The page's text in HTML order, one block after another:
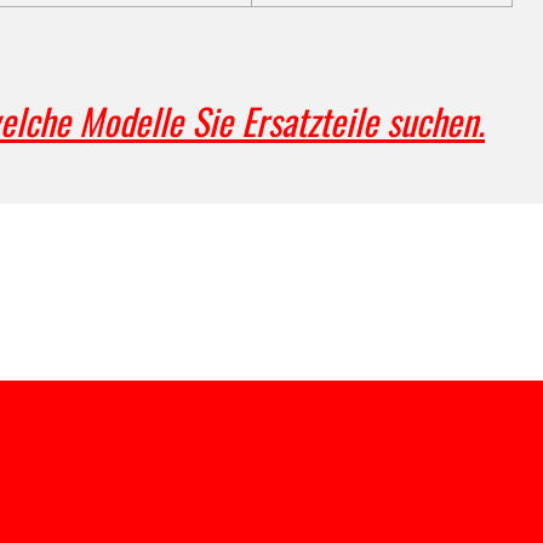
Modelle Sie Ersatzteile suchen.